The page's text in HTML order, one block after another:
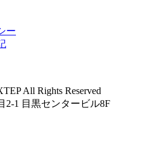
ー
All Rights Reserved
2-1 目黒センタービル8F